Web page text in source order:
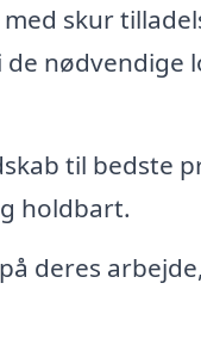
skur
nødvendige
til bedste
holdbart.
deres